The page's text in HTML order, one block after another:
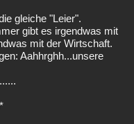
gleiche "Leier".
gibt es irgendwas mit
mit der Wirtschaft.
Aahhrghh...unsere